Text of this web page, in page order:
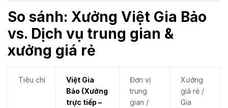
So sánh: Xưởng Việt Gia Bảo
vs. Dịch vụ trung gian &
xưởng giá rẻ
Tiêu chí
Việt Gia
Bảo (Xưởng
trực tiếp –
Đơn vị
trung
gian /
Xưởng
giá rẻ /
Gia